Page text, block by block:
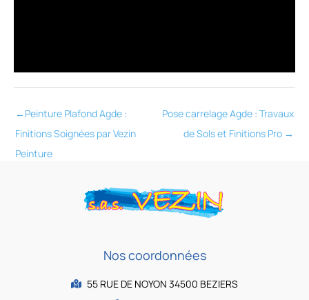
←Peinture Plafond Agde :
Finitions Soignées par Vezin
Peinture
Pose carrelage Agde : Travaux
de Sols et Finitions Pro →
Nos coordonnées
55 RUE DE NOYON 34500 BEZIERS